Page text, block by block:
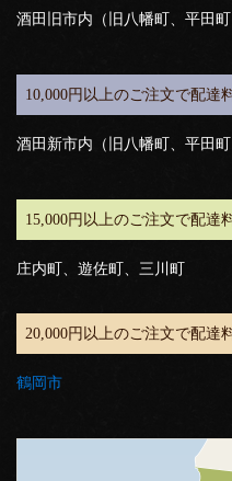
酒田旧市内（旧八幡町、平田町
10,000円以上のご注文で配達
酒田新市内（旧八幡町、平田町
15,000円以上のご注文で配達
庄内町、遊佐町、三川町
20,000円以上のご注文で配達
鶴岡市